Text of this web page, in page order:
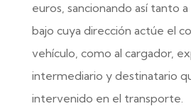
euros, sancionando así tanto
bajo cuya dirección actúe el
vehículo, como al cargador,
intermediario y destinatario
intervenido en el transporte.